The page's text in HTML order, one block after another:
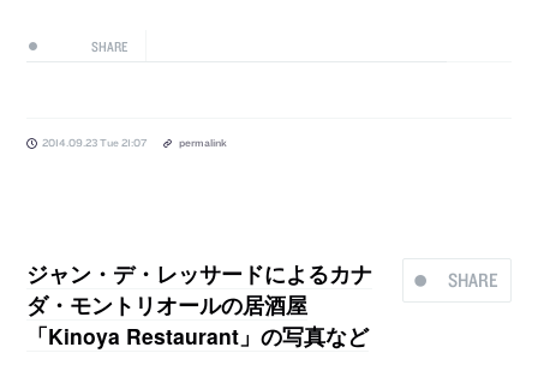
SHARE
2014.09.23 Tue 21:07 permalink
SHARE
ジャン・デ・レッサードによるカナ
ダ・モントリオールの居酒屋
「Kinoya Restaurant」の写真など